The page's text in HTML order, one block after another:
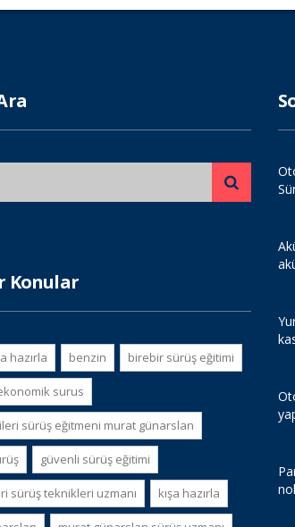
Konular
hazırla benzin birebir sürüş eğitimi
surus
sürüş eğitmeni murat günarslan
güvenli sürüş eğitimi
sürüş teknikleri uzmanı kışa hazırla